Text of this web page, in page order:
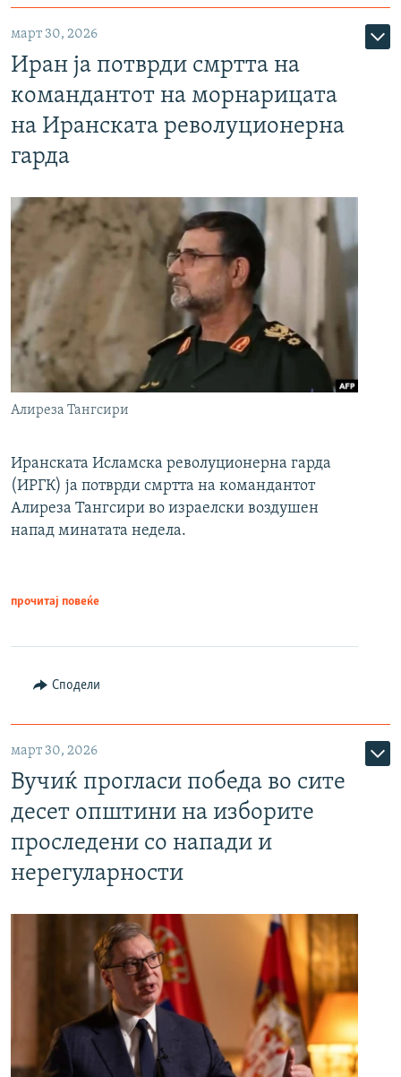
март 30, 2026
Иран ја потврди смртта на
командантот на морнарицата
на Иранската револуционерна
гарда
Алиреза Тангсири
Иранската Исламска револуционерна гарда
(ИРГК) ја потврди смртта на командантот
Алиреза Тангсири во израелски воздушен
напад минатата недела.
прочитај повеќе
Сподели
март 30, 2026
Вучиќ прогласи победа во сите
десет општини на изборите
проследени со напади и
нерегуларности